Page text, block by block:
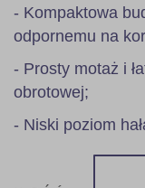
- Kompaktowa
odpornemu na
- Prosty motaż i
obrotowej;
- Niski poziom